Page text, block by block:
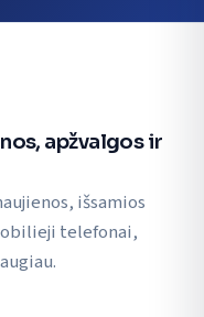
apžvalgos ir
išsamios
telefonai,